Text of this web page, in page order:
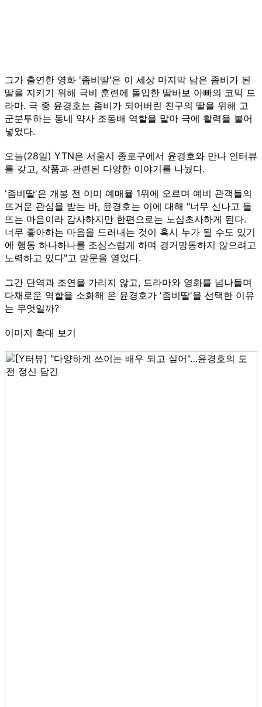
그가 출연한 영화 '좀비딸'은 이 세상 마지막 남은 좀비가 된
딸을 지키기 위해 극비 훈련에 돌입한 딸바보 아빠의 코믹 드
라마. 극 중 윤경호는 좀비가 되어버린 친구의 딸을 위해 고
군분투하는 동네 약사 조동배 역할을 맡아 극에 활력을 불어
넣었다.
오늘(28일) YTN은 서울시 종로구에서 윤경호와 만나 인터뷰
를 갖고, 작품과 관련된 다양한 이야기를 나눴다.
'좀비딸'은 개봉 전 이미 예매율 1위에 오르며 예비 관객들의
뜨거운 관심을 받는 바, 윤경호는 이에 대해 "너무 신나고 들
뜨는 마음이라 감사하지만 한편으로는 노심초사하게 된다.
너무 좋아하는 마음을 드러내는 것이 혹시 누가 될 수도 있기
에 행동 하나하나를 조심스럽게 하며 경거망동하지 않으려고
노력하고 있다"고 말문을 열었다.
그간 단역과 조연을 가리지 않고, 드라마와 영화를 넘나들며
다채로운 역할을 소화해 온 윤경호가 '좀비딸'을 선택한 이유
는 무엇일까?
이미지 확대 보기